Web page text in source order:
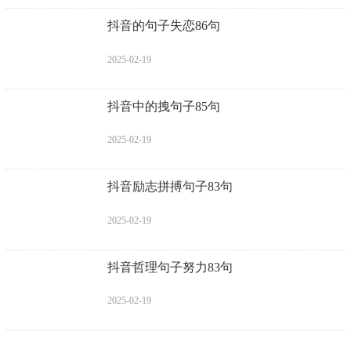
抖音的句子失恋86句
2025-02-19
抖音中的拽句子85句
2025-02-19
抖音励志拼搏句子83句
2025-02-19
抖音哲理句子努力83句
2025-02-19